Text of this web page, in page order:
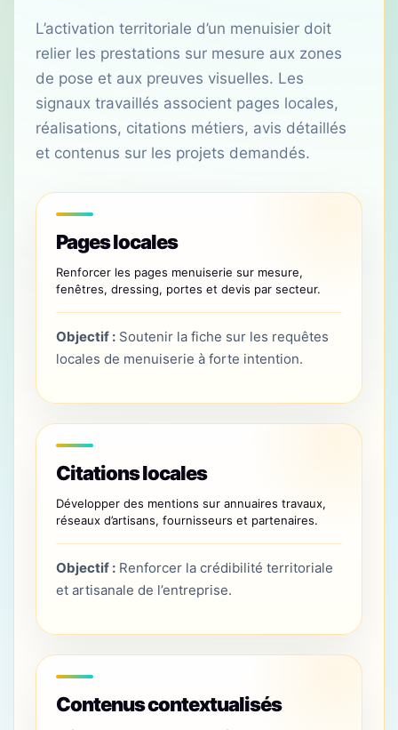
L’activation territoriale d’un menuisier doit
relier les prestations sur mesure aux zones
de pose et aux preuves visuelles. Les
signaux travaillés associent pages locales,
réalisations, citations métiers, avis détaillés
et contenus sur les projets demandés.
Pages locales
Renforcer les pages menuiserie sur mesure,
fenêtres, dressing, portes et devis par secteur.
Objectif : Soutenir la fiche sur les requêtes
locales de menuiserie à forte intention.
Citations locales
Développer des mentions sur annuaires travaux,
réseaux d’artisans, fournisseurs et partenaires.
Objectif : Renforcer la crédibilité territoriale
et artisanale de l’entreprise.
Contenus contextualisés